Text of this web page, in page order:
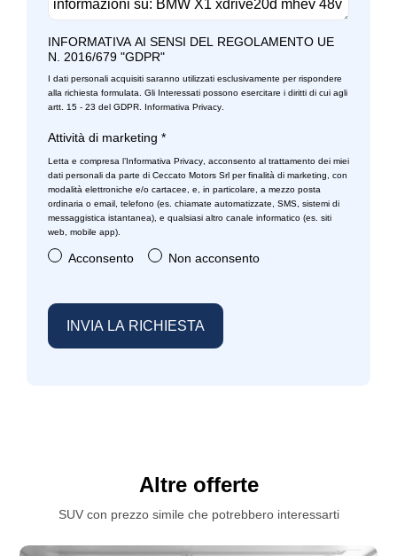
Sistema di frenata anti collisione
Sistema di riconoscimento stanchezza guidatore
Speaker stereo con 6 altoparlanti
Specchietti retrovisori colorati
Start & stop
Strumentazione digitale con display
Tergicristalli
INFORMATIVA AI SENSI DEL REGOLAMENTO UE
N. 2016/679 "GDPR"
I dati personali acquisiti saranno utilizzati esclusivamente per rispondere
alla richiesta formulata. Gli Interessati possono esercitare i diritti di cui agli
artt. 15 - 23 del GDPR.
Informativa Privacy.
Attività di marketing *
Letta e compresa l’ Informativa Privacy, acconsento al trattamento dei miei
dati personali da parte di Ceccato Motors Srl per finalità di marketing, con
modalità elettroniche e/o cartacee, e, in particolare, a mezzo posta
ordinaria o email, telefono (es. chiamate automatizzate, SMS, sistemi di
messaggistica istantanea), e qualsiasi altro canale informatico (es. siti
web, mobile app).
Acconsento Non acconsento
Altre offerte
SUV con prezzo simile che potrebbero interessarti